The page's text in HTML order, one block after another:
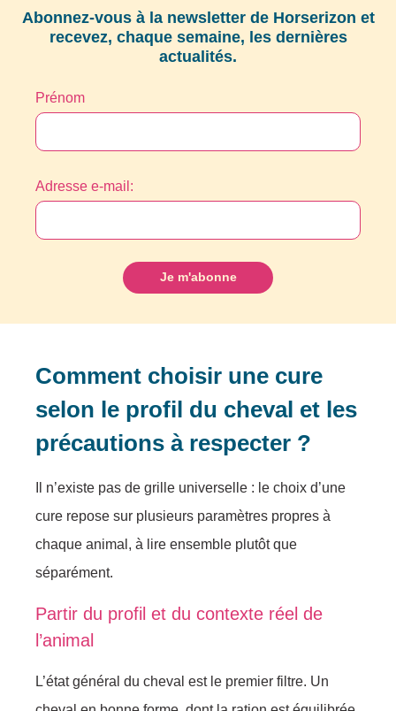
Abonnez-vous à la newsletter de Horserizon et
recevez, chaque semaine, les dernières
actualités.
Prénom
Adresse e-mail:
Comment choisir une cure
selon le profil du cheval et les
précautions à respecter ?
Il n’existe pas de grille universelle : le choix d’une
cure repose sur plusieurs paramètres propres à
chaque animal, à lire ensemble plutôt que
séparément.
Partir du profil et du contexte réel de
l’animal
L’état général du cheval est le premier filtre. Un